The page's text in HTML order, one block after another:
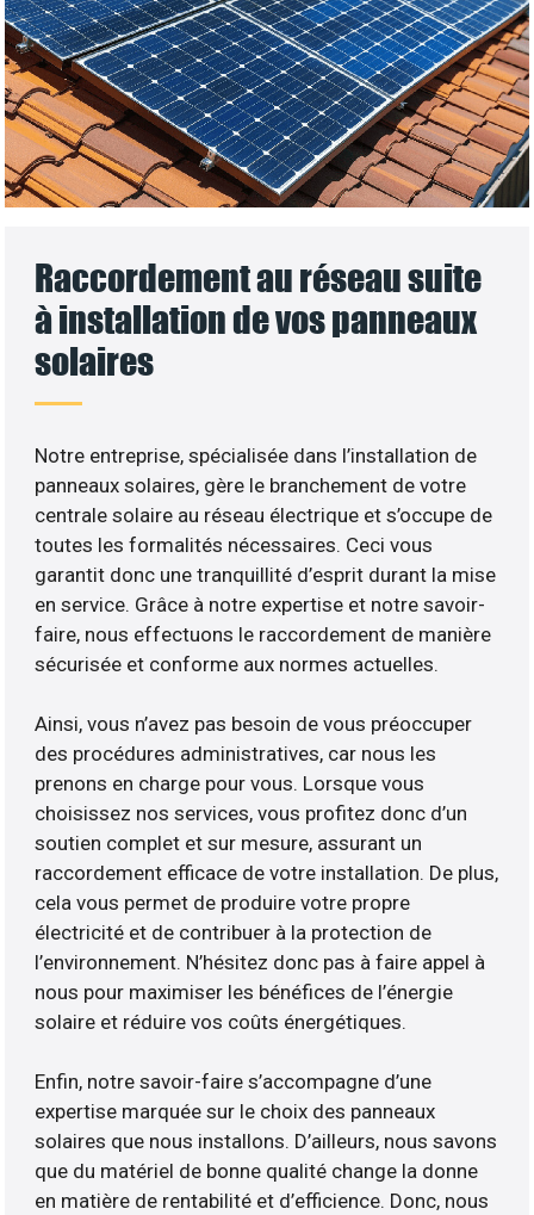
Raccordement au réseau suite
à installation de vos panneaux
solaires
Notre entreprise, spécialisée dans l’installation de
panneaux solaires, gère le branchement de votre
centrale solaire au réseau électrique et s’occupe de
toutes les formalités nécessaires. Ceci vous
garantit donc une tranquillité d’esprit durant la mise
en service. Grâce à notre expertise et notre savoir-
faire, nous effectuons le raccordement de manière
sécurisée et conforme aux normes actuelles.
Ainsi, vous n’avez pas besoin de vous préoccuper
des procédures administratives, car nous les
prenons en charge pour vous. Lorsque vous
choisissez nos services, vous profitez donc d’un
soutien complet et sur mesure, assurant un
raccordement efficace de votre installation. De plus,
cela vous permet de produire votre propre
électricité et de contribuer à la protection de
l’environnement. N’hésitez donc pas à faire appel à
nous pour maximiser les bénéfices de l’énergie
solaire et réduire vos coûts énergétiques.
Enfin, notre savoir-faire s’accompagne d’une
expertise marquée sur le choix des panneaux
solaires que nous installons. D’ailleurs, nous savons
que du matériel de bonne qualité change la donne
en matière de rentabilité et d’efficience. Donc, nous